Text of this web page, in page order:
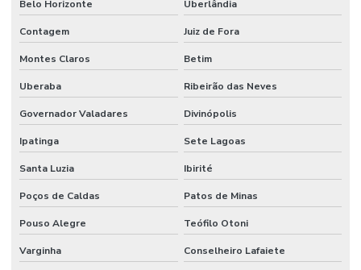
Limpeza Especializada Para Ambientes Comerciais
Limpeza Profissional De Ambientes
Limpeza Profunda De Ambientes Administrativos
Limpeza Profunda De Ambientes Comerciais
Limpeza Técnica De Indústrias E Escritórios
Manutenção corporativa
Manutenção Corretiva De Edifícios
Belo Horizonte
Uberlândia
Contagem Juiz de Fora
Montes Claros Betim
Uberaba Ribeirão das Neves
Governador Valadares Divinópolis
Ipatinga Sete Lagoas
Santa Luzia Ibirité
Poços de Caldas Patos de Minas
Pouso Alegre Teófilo Otoni
Varginha Conselheiro Lafaiete